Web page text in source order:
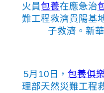
火員包養在應急治
難工程救濟貴陽基
子救濟。新
5月10日，包養俱
理部天然災難工程